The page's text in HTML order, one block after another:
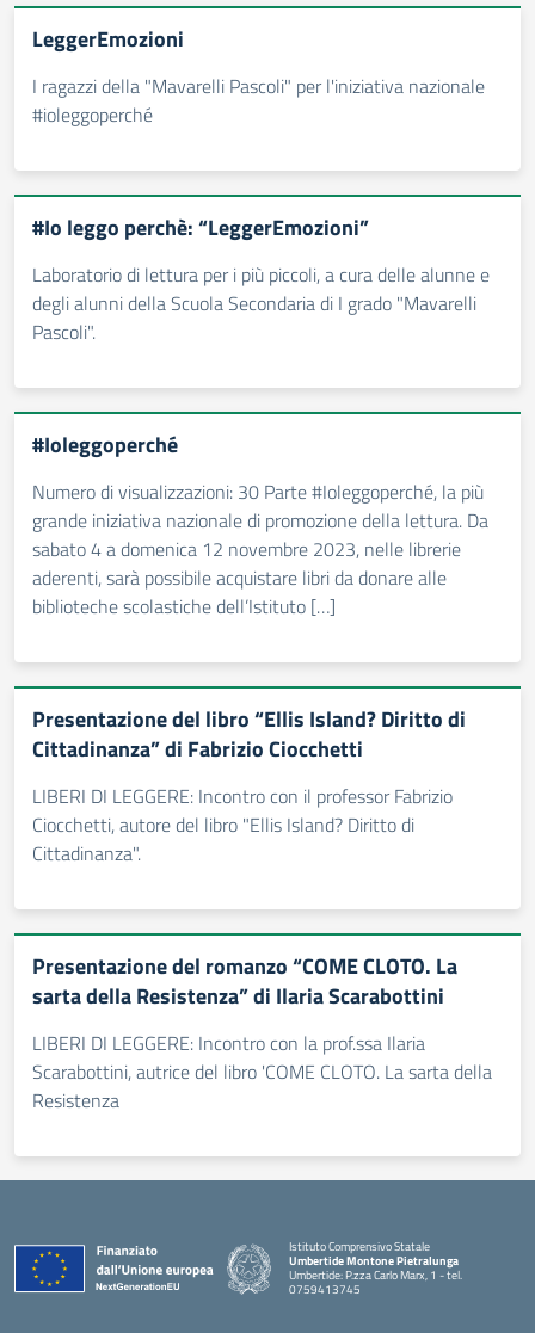
LeggerEmozioni
I ragazzi della "Mavarelli Pascoli" per l'iniziativa nazionale
#ioleggoperché
#Io leggo perchè: “LeggerEmozioni”
Laboratorio di lettura per i più piccoli, a cura delle alunne e
degli alunni della Scuola Secondaria di I grado "Mavarelli
Pascoli".
#Ioleggoperché
Numero di visualizzazioni: 30 Parte #Ioleggoperché, la più
grande iniziativa nazionale di promozione della lettura. Da
sabato 4 a domenica 12 novembre 2023, nelle librerie
aderenti, sarà possibile acquistare libri da donare alle
biblioteche scolastiche dell’Istituto […]
Presentazione del libro “Ellis Island? Diritto di
Cittadinanza” di Fabrizio Ciocchetti
LIBERI DI LEGGERE: Incontro con il professor Fabrizio
Ciocchetti, autore del libro "Ellis Island? Diritto di
Cittadinanza".
Presentazione del romanzo “COME CLOTO. La
sarta della Resistenza” di Ilaria Scarabottini
LIBERI DI LEGGERE: Incontro con la prof.ssa Ilaria
Scarabottini, autrice del libro 'COME CLOTO. La sarta della
Resistenza
Istituto Comprensivo Statale
Umbertide Montone Pietralunga
Umbertide: P.zza Carlo Marx, 1 - tel.
0759413745